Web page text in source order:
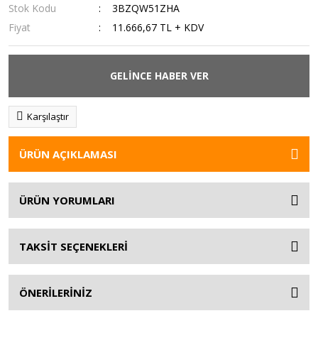
Stok Kodu
3BZQW51ZHA
Fiyat
11.666,67 TL + KDV
GELİNCE HABER VER
Karşılaştır
ÜRÜN AÇIKLAMASI
ÜRÜN YORUMLARI
TAKSİT SEÇENEKLERİ
ÖNERİLERİNİZ